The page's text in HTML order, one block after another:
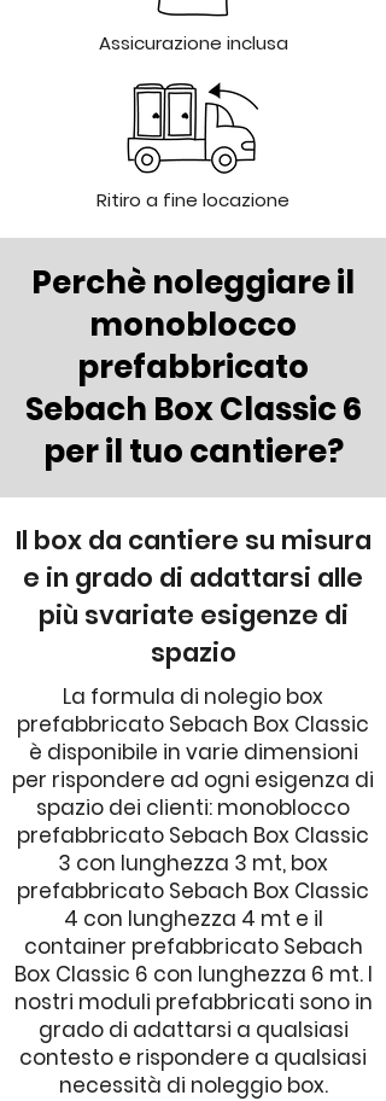
Assicurazione inclusa
Ritiro a fine locazione
Perchè noleggiare il
monoblocco
prefabbricato
Sebach Box Classic 6
per il tuo cantiere?
Il box da cantiere su misura
e in grado di adattarsi alle
più svariate esigenze di
spazio
La formula di nolegio box
prefabbricato Sebach Box Classic
è disponibile in varie dimensioni
per rispondere ad ogni esigenza di
spazio dei clienti: monoblocco
prefabbricato Sebach Box Classic
3 con lunghezza 3 mt, box
prefabbricato Sebach Box Classic
4 con lunghezza 4 mt e il
container prefabbricato Sebach
Box Classic 6 con lunghezza 6 mt. I
nostri moduli prefabbricati sono in
grado di adattarsi a qualsiasi
contesto e rispondere a qualsiasi
necessità di noleggio box.